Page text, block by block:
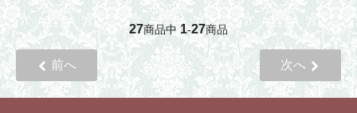
27商品中1-27商品
前へ 次へ